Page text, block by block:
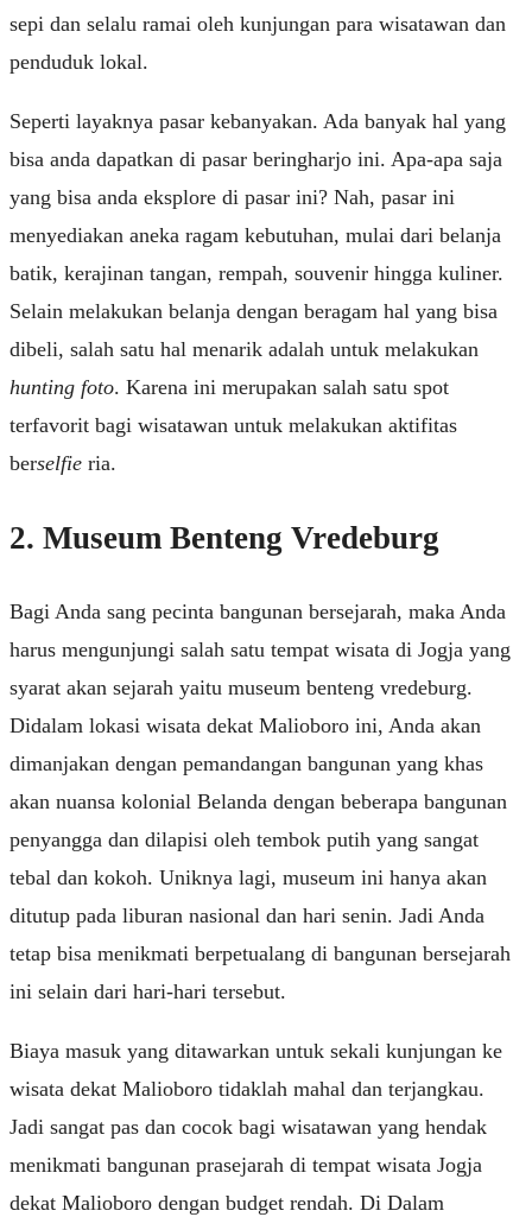
sepi dan selalu ramai oleh kunjungan para wisatawan dan
penduduk lokal.
Seperti layaknya pasar kebanyakan. Ada banyak hal yang
bisa anda dapatkan di pasar beringharjo ini. Apa-apa saja
yang bisa anda eksplore di pasar ini? Nah, pasar ini
menyediakan aneka ragam kebutuhan, mulai dari belanja
batik, kerajinan tangan, rempah, souvenir hingga kuliner.
Selain melakukan belanja dengan beragam hal yang bisa
dibeli, salah satu hal menarik adalah untuk melakukan
hunting foto. Karena ini merupakan salah satu spot
terfavorit bagi wisatawan untuk melakukan aktifitas
berselfie ria.
2. Museum Benteng Vredeburg
Bagi Anda sang pecinta bangunan bersejarah, maka Anda
harus mengunjungi salah satu tempat wisata di Jogja yang
syarat akan sejarah yaitu museum benteng vredeburg.
Didalam lokasi wisata dekat Malioboro ini, Anda akan
dimanjakan dengan pemandangan bangunan yang khas
akan nuansa kolonial Belanda dengan beberapa bangunan
penyangga dan dilapisi oleh tembok putih yang sangat
tebal dan kokoh. Uniknya lagi, museum ini hanya akan
ditutup pada liburan nasional dan hari senin. Jadi Anda
tetap bisa menikmati berpetualang di bangunan bersejarah
ini selain dari hari-hari tersebut.
Biaya masuk yang ditawarkan untuk sekali kunjungan ke
wisata dekat Malioboro tidaklah mahal dan terjangkau.
Jadi sangat pas dan cocok bagi wisatawan yang hendak
menikmati bangunan prasejarah di tempat wisata Jogja
dekat Malioboro dengan budget rendah. Di Dalam